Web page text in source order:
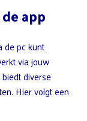
app
de pc kunt
via jouw
diverse
Hier volgt een